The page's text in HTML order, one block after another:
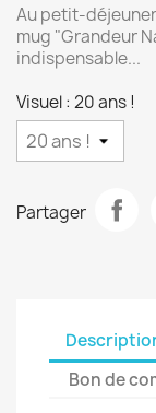
Au petit-
mug "Grandeur
indispensable...
Visuel : 20 ans !
Partager
Bon de